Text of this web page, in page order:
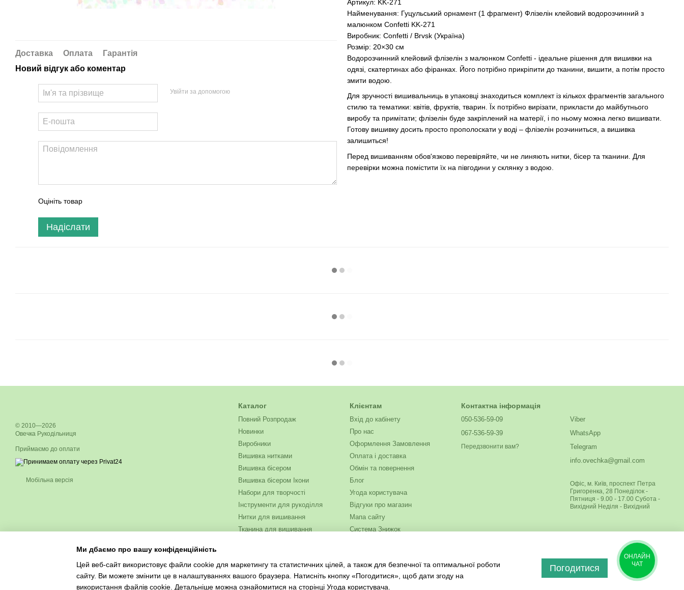
Доставка Оплата
Гарантія
Новий відгук або коментар
Увійти за допомогою
Оцініть товар
Надіслати
Артикул: KK-271
Найменування: Гуцульський орнамент (1 фрагмент) Флізелін клейовий водорозчинний з
малюнком Confetti KK-271
Виробник: Confetti / Brvsk (Україна)
Розмір: 20×30 см
Водорозчинний клейовий флізелін з малюнком Confetti - ідеальне рішення для вишивки на
одязі, скатертинах або фіранках. Його потрібно прикріпити до тканини, вишити, а потім просто
змити водою.
Для зручності вишивальниць в упаковці знаходиться комплект із кількох фрагментів загального
стилю та тематики: квітів, фруктів, тварин. Їх потрібно вирізати, прикласти до майбутнього
виробу та примітати; флізелін буде закріплений на матерії, і по ньому можна легко вишивати.
Готову вишивку досить просто прополоскати у воді – флізелін розчиниться, а вишивка
залишиться!
Перед вишиванням обов'язково перевіряйте, чи не линяють нитки, бісер та тканини. Для
перевірки можна помістити їх на півгодини у склянку з водою.
© 2010—2026
Овечка Рукодільниця
Приймаємо до оплати
Мобільна версія
Каталог
Повний Розпродаж
Новинки
Виробники
Вишивка нитками
Вишивка бісером
Вишивка бісером Ікони
Набори для творчості
Інструменти для рукоділля
Нитки для вишивання
Тканина для вишивання
Журнали для рукоділля
Клієнтам
Вхід до кабінету
Про нас
Оформлення Замовлення
Оплата і доставка
Обмін та повернення
Блог
Угода користувача
Відгуки про магазин
Мапа сайту
Система Знижок
Контактна інформація
050-536-59-09
067-536-59-39
Передзвонити вам?
Viber
WhatsApp
Telegram
info.ovechka@gmail.com
Офіс, м. Київ, проспект Петра
Григоренка, 28 Понеділок -
Пятниця - 9.00 - 17.00 Субота -
Вихідний Неділя - Вихідний
Ми дбаємо про вашу конфіденційність
Цей веб-сайт використовує файли cookie для маркетингу та статистичних цілей, а також для безпечної та оптимальної роботи
сайту. Ви можете змінити це в налаштуваннях вашого браузера. Натисніть кнопку «Погодитися», щоб дати згоду на
використання файлів cookie. Детальніше можна ознайомитися на сторінці Угода користувача
Погодитися
ОНЛАЙН
ЧАТ